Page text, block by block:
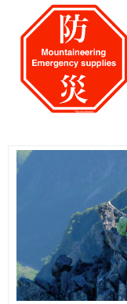
BELAY FARM
ビレイファーム